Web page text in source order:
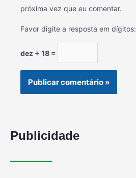
próxima vez que eu comentar.
Favor digite a resposta em dígitos:
dez + 18 =
Publicidade